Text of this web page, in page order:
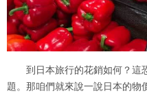
到日本旅行的花銷如何？這
題。那咱們就來說一說日本的物